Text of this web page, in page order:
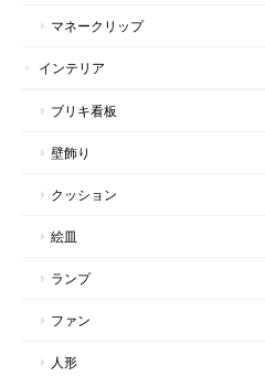
マネークリップ
インテリア
ブリキ看板
壁飾り
クッション
絵皿
ランプ
ファン
人形